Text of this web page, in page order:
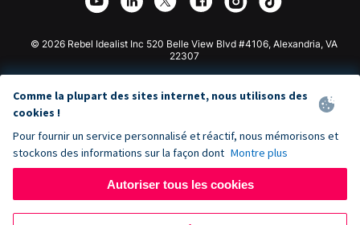
Bibliothèque
Don Joomla
© 2026 Rebel Idealist Inc 520 Belle View Blvd #4106, Alexandria, VA
22307
Comme la plupart des sites internet, nous utilisons des
cookies !
Pour fournir un service personnalisé et réactif, nous mémorisons et
stockons des informations sur la façon dont Montre plus
Autoriser tous les cookies